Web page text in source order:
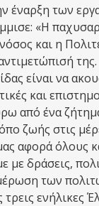
έναρξη των
«Η
και η
είναι να
και
από ένα
ζωής στις
αφορά όλους
με δράσεις,
των
ενήλικες